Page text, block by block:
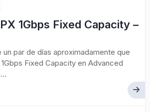
1Gbps Fixed Capacity –
un par de días aproximadamente que
Fixed Capacity en Advanced